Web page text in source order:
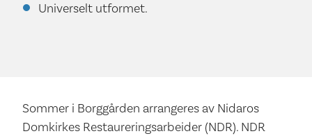
Universelt utformet.
Sommer i Borggården arrangeres av Nidaros
Domkirkes Restaureringsarbeider (NDR). NDR